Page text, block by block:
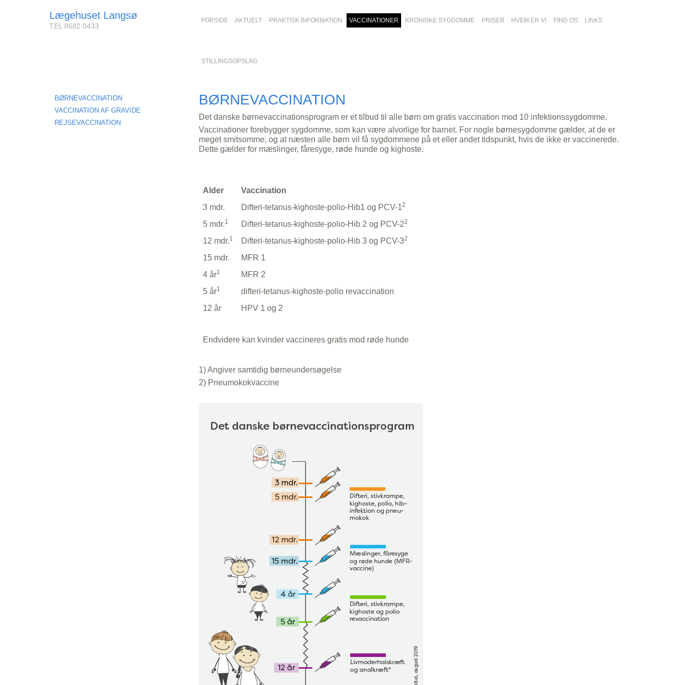
Lægehuset Langsø
TEL 8682 0433
FORSIDE AKTUELT PRAKTISK INFORMATION VACCINATIONER KRONISKE SYGDOMME PRISER HVEM ER VI FIND OS LINKS
STILLINGSOPSLAG
BØRNEVACCINATION
VACCINATION AF GRAVIDE
REJSEVACCINATION
BØRNEVACCINATION
Det danske børnevaccinationsprogram er et tilbud til alle børn om gratis vaccination mod 10 infektionssygdomme.
Vaccinationer forebygger sygdomme, som kan være alvorlige for barnet. For nogle børnesygdomme gælder, at de er
meget smitsomme, og at næsten alle børn vil få sygdommene på et eller andet tidspunkt, hvis de ikke er vaccinerede.
Dette gælder for mæslinger, fåresyge, røde hunde og kighoste.
Alder
Vaccination
3 mdr.
Difteri-tetanus-kighoste-polio-Hib1 og PCV-12
5 mdr.1 Difteri-tetanus-kighoste-polio-Hib 2 og PCV-22
12 mdr.1 Difteri-tetanus-kighoste-polio-Hib 3 og PCV-32
15 mdr.
MFR 1
4 år1
MFR 2
5 år1
difteri-tetanus-kighoste-polio revaccination
12 år
HPV 1 og 2
Endvidere kan kvinder vaccineres gratis mod røde hunde
1) Angiver samtidig børneundersøgelse
2) Pneumokokvaccine